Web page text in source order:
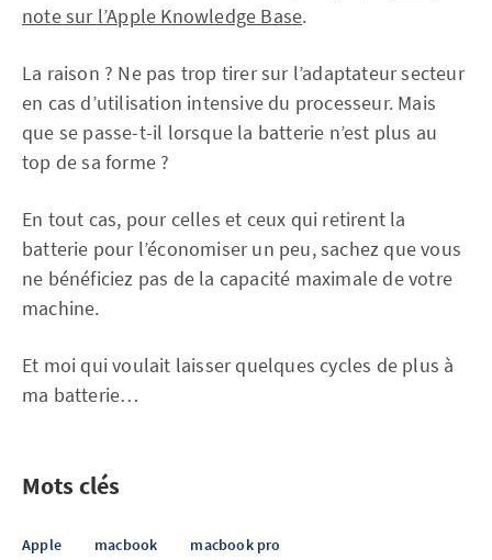
note sur l’Apple Knowledge Base.
La raison ? Ne pas trop tirer sur l’adaptateur secteur
en cas d’utilisation intensive du processeur. Mais
que se passe-t-il lorsque la batterie n’est plus au
top de sa forme ?
En tout cas, pour celles et ceux qui retirent la
batterie pour l’économiser un peu, sachez que vous
ne bénéficiez pas de la capacité maximale de votre
machine.
Et moi qui voulait laisser quelques cycles de plus à
ma batterie…
Mots clés
Apple macbook macbook pro